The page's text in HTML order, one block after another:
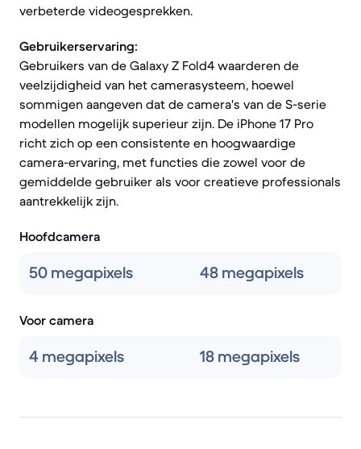
verbeterde videogesprekken.
Gebruikerservaring:
Gebruikers van de Galaxy Z Fold4 waarderen de
veelzijdigheid van het camerasysteem, hoewel
sommigen aangeven dat de camera's van de S-serie
modellen mogelijk superieur zijn. De iPhone 17 Pro
richt zich op een consistente en hoogwaardige
camera-ervaring, met functies die zowel voor de
gemiddelde gebruiker als voor creatieve professionals
aantrekkelijk zijn.
Hoofdcamera
50 megapixels 48 megapixels
Voor camera
4 megapixels 18 megapixels